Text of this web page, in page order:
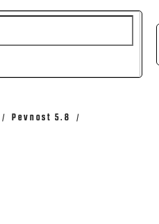
Pevnost 5.8